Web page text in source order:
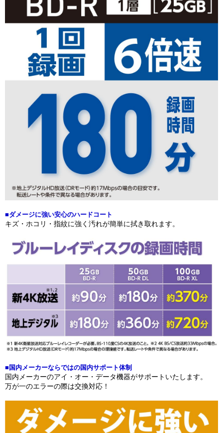
■ダメージに強い安心のハードコート
キズ・ホコリ・指紋に強く汚れが簡単に拭き取れます。
■国内メーカーならではの国内サポート体制
国内メーカーのアイ・オー・データ機器がサポートいたします。
万が一のエラーの際は交換対応！